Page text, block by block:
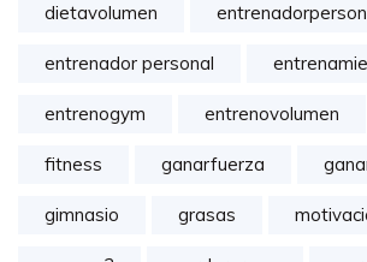
dietavolumen
entrenador personal
entrenogym entrenovolumen
fitness ganarfuerza
gimnasio grasas